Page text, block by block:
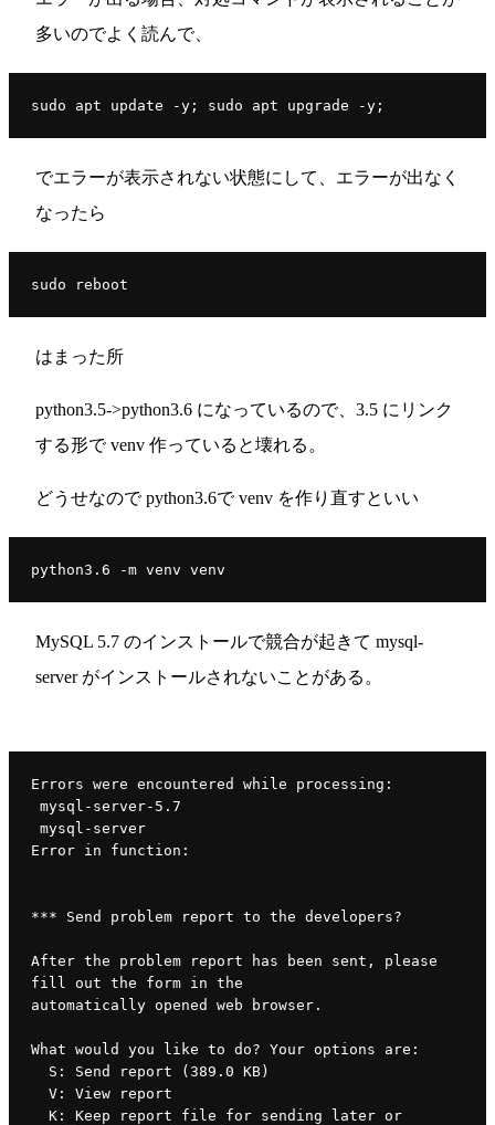
多いのでよく読んで、
sudo apt update -y; sudo apt upgrade -y;
でエラーが表示されない状態にして、エラーが出なく
なったら
sudo reboot
はまった所
python3.5->python3.6 になっているので、3.5 にリンク
する形で venv 作っていると壊れる。
どうせなので python3.6で venv を作り直すといい
python3.6 -m venv venv
MySQL 5.7 のインストールで競合が起きて mysql-
server がインストールされないことがある。
Errors were encountered while processing:
mysql-server-5.7
mysql-server
Error in function:
*** Send problem report to the developers?
After the problem report has been sent, please
fill out the form in the
automatically opened web browser.
What would you like to do? Your options are:
S: Send report (389.0 KB)
V: View report
K: Keep report file for sending later or